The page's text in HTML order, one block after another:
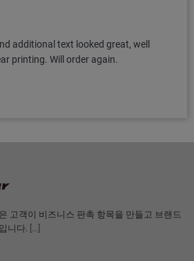
additional text looked great, well
printing. Will order again.
고객이 비즈니스 판촉 항목을 만들고 브랜드
니다. [...]